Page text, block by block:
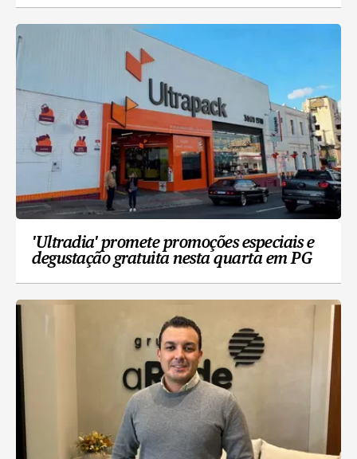
'Ultradia' promete promoções especiais e
degustação gratuita nesta quarta em PG